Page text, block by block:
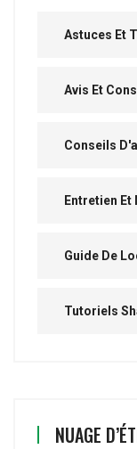
Astuces Et
Avis Et
Conseils
Entretien
Guide De
Tutoriels
NUAGE